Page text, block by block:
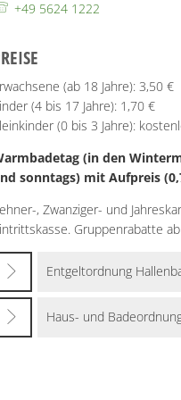
+49 5624 1222
(ab 18 Jahre): 3,50 €
(4 bis 17 Jahre): 1,70 €
(0 bis 3 Jahre):
(in den
sonntags) mit Aufpreis
, Zwanziger- und
Gruppenrabatte
Entgeltordnung
Haus- und